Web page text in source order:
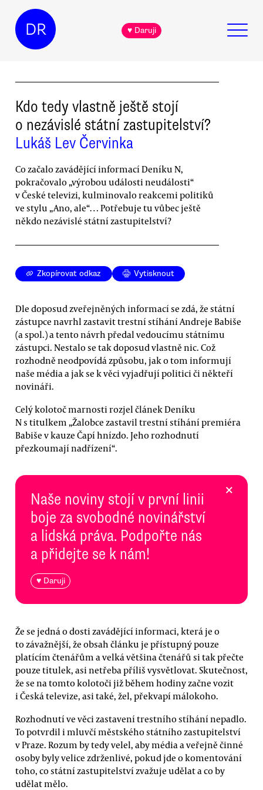
DR ♥ Daruji
Kdo tedy vlastně ještě stojí
o nezávislé státní zastupitelství?
Lukáš Lev Červinka
Co začalo zavádějící informací Deníku N,
pokračovalo „výrobou události neudálosti“
v České televizi, kulminovalo reakcemi politiků
ve stylu „Ano, ale“… Potřebuje tu vůbec ještě
někdo nezávislé státní zastupitelství?
Zkopírovat odkaz Vytisknout
Dle doposud zveřejněných informací se zdá, že státní
zástupce navrhl zastavit trestní stíhání Andreje Babiše
(a spol.) a tento návrh předal vedoucímu státnímu
zástupci. Nestalo se tak doposud vlastně nic. Což
rozhodně neodpovídá způsobu, jak o tom informují
naše média a jak se k věci vyjadřují politici či někteří
novináři.
Celý kolotoč marnosti rozjel článek Deníku
N s titulkem „Žalobce zastavil trestní stíhání premiéra
Babiše v kauze Čapí hnízdo. Jeho rozhodnutí
přezkoumají nadřízení“.
Naše noviny stojí v první linii
boje za svobodné novinářství
a lidská práva. Podpořte nás
a přidejte se k nám!
♥ Daruji
×
Že se jedná o dosti zavádějící informaci, která je o
to závažnější, že obsah článku je přístupný pouze
platícím čtenářům a velká většina čtenářů si tak přečte
pouze titulek, asi netřeba příliš vysvětlovat. Skutečnost,
že se na tomto kolotoči již během hodiny začne vozit
i Česká televize, asi také, žel, překvapí málokoho.
Rozhodnutí ve věci zastavení trestního stíhání nepadlo.
To potvrdil i mluvčí městského státního zastupitelství
v Praze. Rozum by tedy velel, aby média a veřejně činné
osoby byly velice zdrženlivé, pokud jde o komentování
toho, co státní zastupitelství zvažuje udělat a co by
udělat mělo.